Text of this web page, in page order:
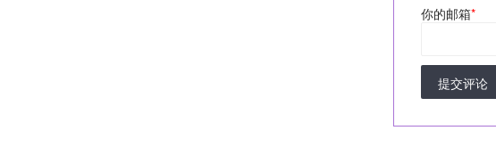
你的邮箱*
提交评论